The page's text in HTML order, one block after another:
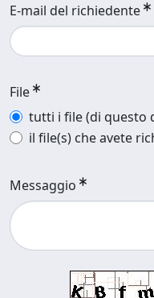
E-mail del richiedente
File
tutti i file (di questo
il file(s) che avete
Messaggio